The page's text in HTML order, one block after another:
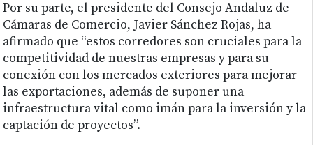
Por su parte, el presidente del Consejo Andaluz de
Cámaras de Comercio, Javier Sánchez Rojas, ha
afirmado que “estos corredores son cruciales para la
competitividad de nuestras empresas y para su
conexión con los mercados exteriores para mejorar
las exportaciones, además de suponer una
infraestructura vital como imán para la inversión y la
captación de proyectos”.